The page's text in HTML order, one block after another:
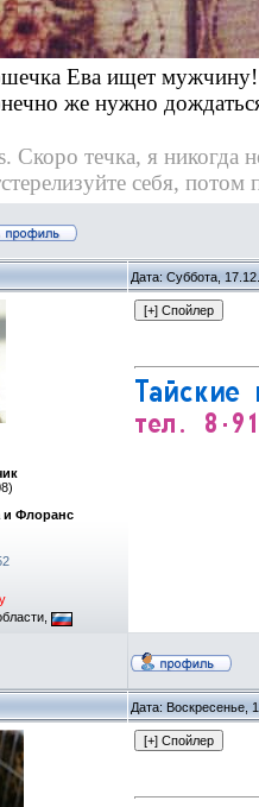
Ева ищет мужчину!
же нужно
Скоро течка, я никогда
себя,
Дата: Суббота,
и Флоранс
Дата: Воскресенье,